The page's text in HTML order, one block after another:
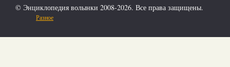
© Энциклопедия волынки 2008-2026. Все права защищены.
Разное